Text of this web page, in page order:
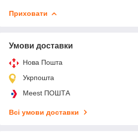
Приховати
Умови доставки
Нова Пошта
Укрпошта
Meest ПОШТА
Всі умови доставки